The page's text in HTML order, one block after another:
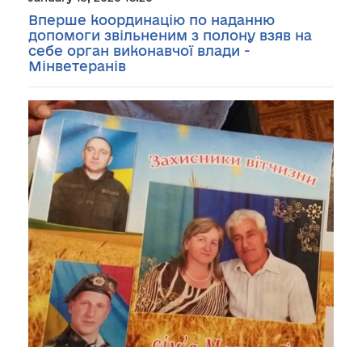
Вперше координацію по наданню
допомоги звільненим з полону взяв на
себе орган виконавчої влади -
Мінветеранів